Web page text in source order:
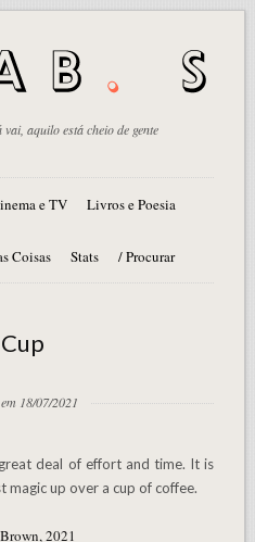
aquilo está cheio de gente
e TV Livros e Poesia
Coisas Stats / Procurar
18/07/2021
magic up over a cup of coffee.
2021